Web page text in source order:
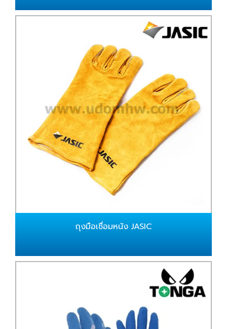
ถุงมือเชื่อมหนัง JASIC